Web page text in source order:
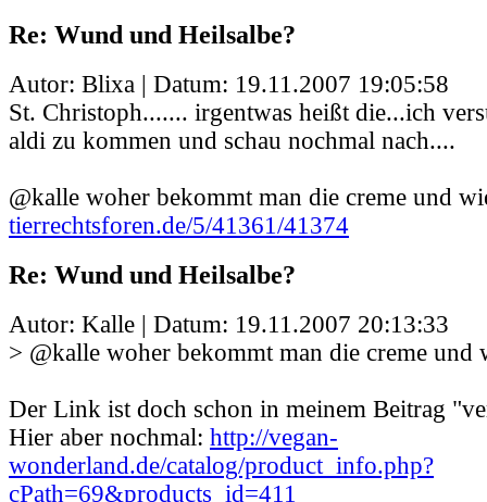
Re: Wund und Heilsalbe?
Autor: Blixa | Datum: 19.11.2007 19:05:58
St. Christoph....... irgentwas heißt die...ich
aldi zu kommen und schau nochmal nach....
@kalle woher bekommt man die creme und
tierrechtsforen.de/5/41361/41374
Re: Wund und Heilsalbe?
Autor: Kalle | Datum: 19.11.2007 20:13:33
> @kalle woher bekommt man die creme und
Der Link ist doch schon in meinem Beitrag
Hier aber nochmal: http://vegan-
wonderland.de/catalog/product_info.php?
cPath=69&products_id=411